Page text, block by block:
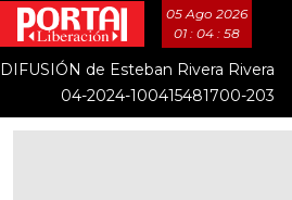
05 Ago 2026
01 : 04 : 59
DIFUSIÓN de Esteban Rivera Rivera
04-2024-100415481700-203